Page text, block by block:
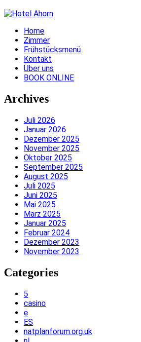
Home
Zimmer
Frühstücksmenü
Kontakt
Über uns
BOOK ONLINE
Archives
Juli 2026
Januar 2026
Dezember 2025
November 2025
Oktober 2025
September 2025
August 2025
Juli 2025
Juni 2025
Mai 2025
März 2025
Januar 2025
Februar 2024
Dezember 2023
November 2023
Categories
5
casino
e
ES
natplanforum.org.uk